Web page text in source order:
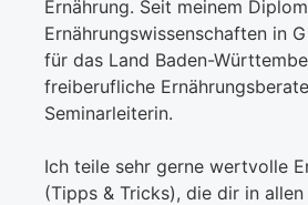
Ernährung. Seit meinem
Ernährungswissenschaften in
für das Land Baden-
freiberufliche
Seminarleiterin.
Ich teile sehr gerne wertvolle
(Tipps & Tricks), die dir in allen